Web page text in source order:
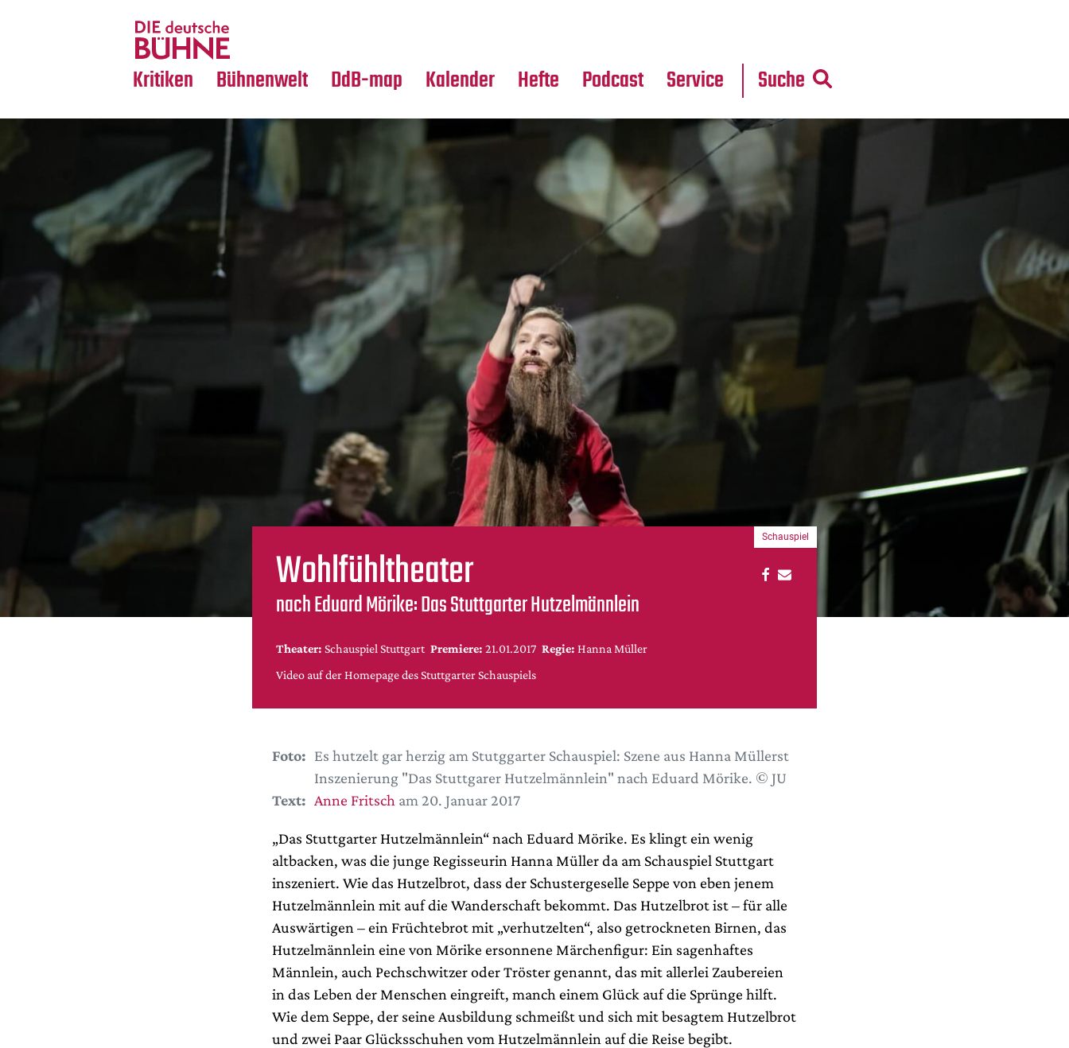
Kritiken
Crossover
Bühnenwelt
Medientipps
DdB-map Kalender Hefte Podcast Service Suche
Wohlfühltheater
nach Eduard Mörike: Das Stuttgarter Hutzelmännlein
Theater: Schauspiel Stuttgart Premiere: 21.01.2017 Regie: Hanna Müller
Video auf der Homepage des Stuttgarter Schauspiels
Schauspiel
Foto: Es hutzelt gar herzig am Stutggarter Schauspiel: Szene aus Hanna Müllerst
Inszenierung "Das Stuttgarer Hutzelmännlein" nach Eduard Mörike. © JU
Text: Anne Fritsch am 20. Januar 2017
„Das Stuttgarter Hutzelmännlein“ nach Eduard Mörike. Es klingt ein wenig
altbacken, was die junge Regisseurin Hanna Müller da am Schauspiel Stuttgart
inszeniert. Wie das Hutzelbrot, dass der Schustergeselle Seppe von eben jenem
Hutzelmännlein mit auf die Wanderschaft bekommt. Das Hutzelbrot ist – für alle
Auswärtigen – ein Früchtebrot mit „verhutzelten“, also getrockneten Birnen, das
Hutzelmännlein eine von Mörike ersonnene Märchenfigur: Ein sagenhaftes
Männlein, auch Pechschwitzer oder Tröster genannt, das mit allerlei Zaubereien
in das Leben der Menschen eingreift, manch einem Glück auf die Sprünge hilft.
Wie dem Seppe, der seine Ausbildung schmeißt und sich mit besagtem Hutzelbrot
und zwei Paar Glücksschuhen vom Hutzelmännlein auf die Reise begibt.